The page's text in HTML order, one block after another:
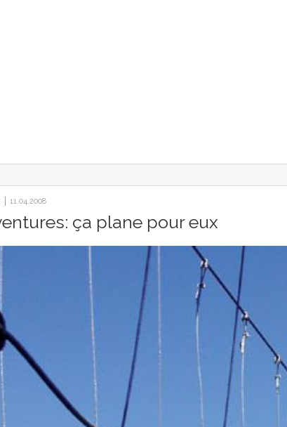
11.04.2008
ça plane pour eux